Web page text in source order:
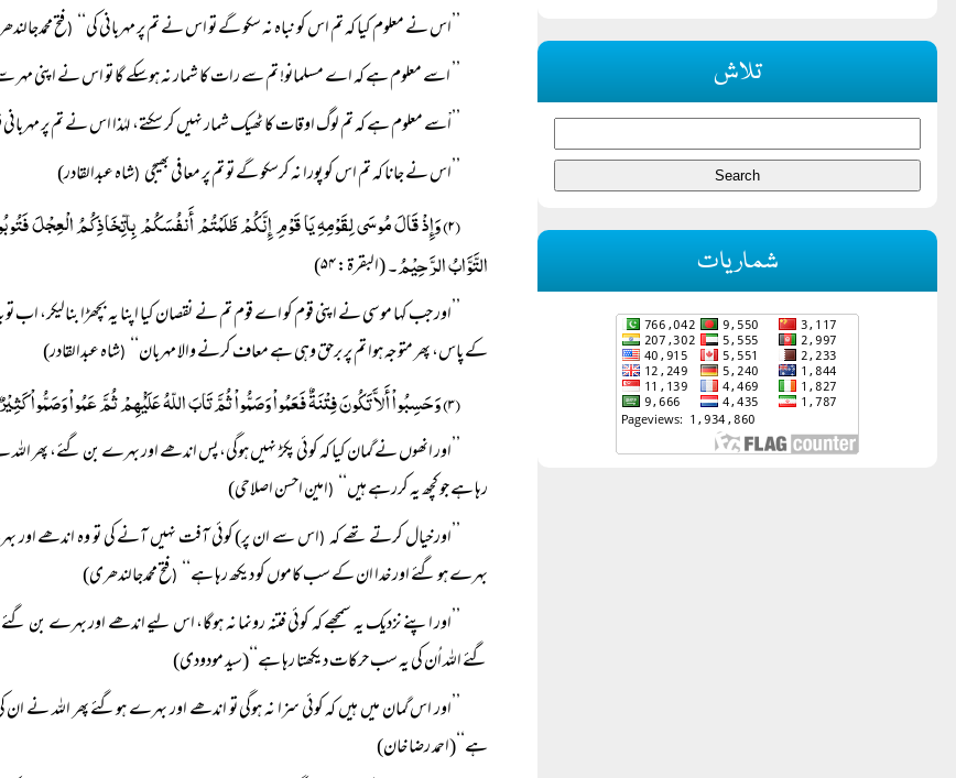
’’اس نے معلوم کیا کہ تم اس کو نباہ نہ سکو گے تو اس نے تم پر مہربانی کی‘‘ (فتح
’’ اسے معلوم ہے کہ اے مسلمانو! تم سے رات کا شمار نہ ہوسکے گا تو اس نے اپنی مہر
’’اْسے معلوم ہے کہ تم لوگ اوقات کا ٹھیک شمار نہیں کر سکتے، لہٰذا اس نے تم پر مہربانی
’’اس نے جانا کہ تم اس کو پورا نہ کرسکو گے تو تم پر معافی بھیجی (شاہ عبدالقادر)
(۲) وَإِذْ قَالَ مُوسَی لِقَوْمِہِ یَا قَوْمِ إِنَّکُمْ ظَلَمْتُمْ أَنفُسَکُمْ بِاتِّخَاذِکُمُ الْعِجْلَ
التَّوَّابُ الرَّحِیْمُ۔(البقرۃ: ۵۴)
’’اور جب کہا موسی نے اپنی قوم کو اے قوم تم نے نقصان کیا اپنا یہ بچھڑا بنالیکر،
کے پاس، پھر متوجہ ہوا تم پر برحق وہی ہے معاف کرنے والا مہربان‘‘ (شاہ عبدالقادر)
(۳) وَحَسِبُواْ أَلاَّ تَکُونَ فِتْنَۃٌ فَعَمُواْ وَصَمُّواْ ثُمَّ تَابَ اللّہُ عَلَیْْہِمْ ثُمَّ عَمُواْ وَصَمُّواْ کَثِیْرٌ مِّنْہُمْ وَاللّہُ بَصِیْرٌ بِمَا یَعْمَلُون۔
’’اور انھوں نے گمان کیا کہ کوئی پکڑ نہیں ہوگی، پس اندھے اور بہرے بن گئے،
رہا ہے جو کچھ یہ کررہے ہیں‘‘ (امین احسن اصلاحی)
’’اور خیال کرتے تھے کہ (اس سے ان پر) کوئی آفت نہیں آنے کی تو وہ اندھے اور
بہرے ہو گئے اور خدا ان کے سب کاموں کو دیکھ رہا ہے‘‘ (فتح محمدجالندھری)
’’اور اپنے نزدیک یہ سمجھے کہ کوئی فتنہ رونما نہ ہوگا، اس لیے اندھے اور بہرے
گئے اللہ اُن کی یہ سب حرکات دیکھتا رہا ہے‘‘(سید مودودی)
’’اور اس گمان میں ہیں کہ کوئی سزا نہ ہوگی تو اندھے اور بہرے ہوگئے پھر اللہ
ہے‘‘(احمد رضا خان)
تلاش
شماریات